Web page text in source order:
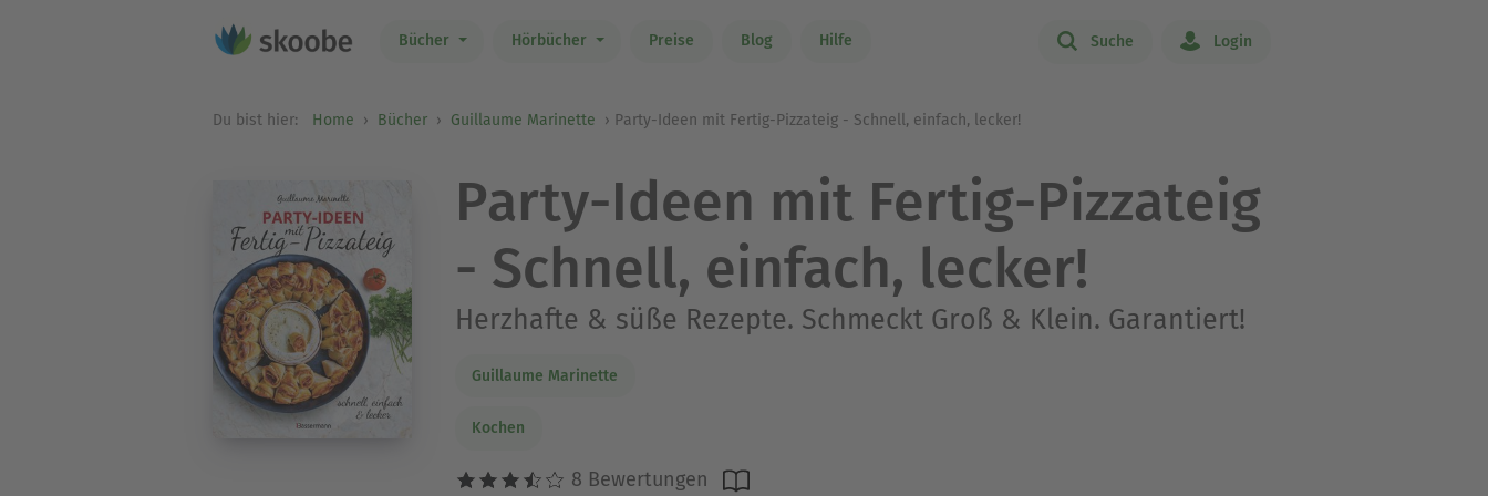
Bücher Hörbücher Preise Blog Hilfe Suche Login
Du bist hier: Home Bücher Guillaume Marinette Party-Ideen mit Fertig-Pizzateig - Schnell, einfach, lecker!
Party-Ideen mit Fertig-Pizzateig
- Schnell, einfach, lecker!
Herzhafte & süße Rezepte. Schmeckt Groß & Klein. Garantiert!
Guillaume Marinette
Kochen
8 Bewertungen